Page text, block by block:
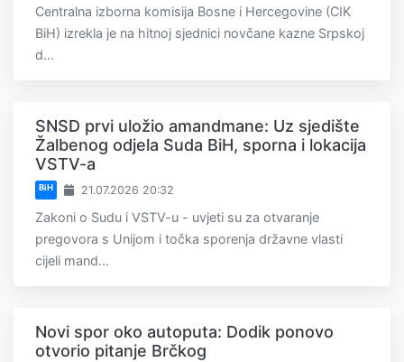
Centralna izborna komisija Bosne i Hercegovine (CIK
BiH) izrekla je na hitnoj sjednici novčane kazne Srpskoj
d...
SNSD prvi uložio amandmane: Uz sjedište
Žalbenog odjela Suda BiH, sporna i lokacija
VSTV-a
BiH 21.07.2026 20:32
Zakoni o Sudu i VSTV-u - uvjeti su za otvaranje
pregovora s Unijom i točka sporenja državne vlasti
cijeli mand...
Novi spor oko autoputa: Dodik ponovo
otvorio pitanje Brčkog